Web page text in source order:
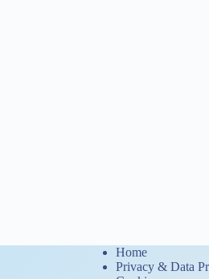
Home
Privacy & Data